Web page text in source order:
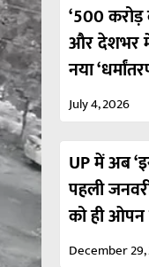
‘500 करोड़
और देशभर में
नया
July 4, 2026
UP में अब
पहली
को ही
December 29,